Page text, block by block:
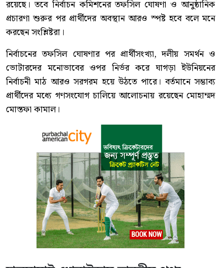
রয়েছে। তবে নির্বাচন কমিশনের তফসিল ঘোষণা ও আনুষ্ঠানিক
প্রচারণা শুরুর পর প্রার্থীদের অবস্থান আরও স্পষ্ট হবে বলে মনে
করছেন সংশ্লিষ্টরা।
নির্বাচনের তফসিল ঘোষণার পর প্রার্থীসংখ্যা, দলীয় সমর্থন ও
ভোটারদের মনোভাবের ওপর নির্ভর করে ঘাগড়া ইউনিয়নের
নির্বাচনী মাঠ আরও সরগরম হয়ে উঠতে পারে। বর্তমানে সম্ভাব্য
প্রার্থীদের মধ্যে গণসংযোগ চালিয়ে আলোচনায় রয়েছেন মোহাম্মদ
মোস্তফা কামাল।